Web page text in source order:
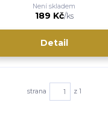
189 Kč/ks
Není skladem
Detail
strana z 1